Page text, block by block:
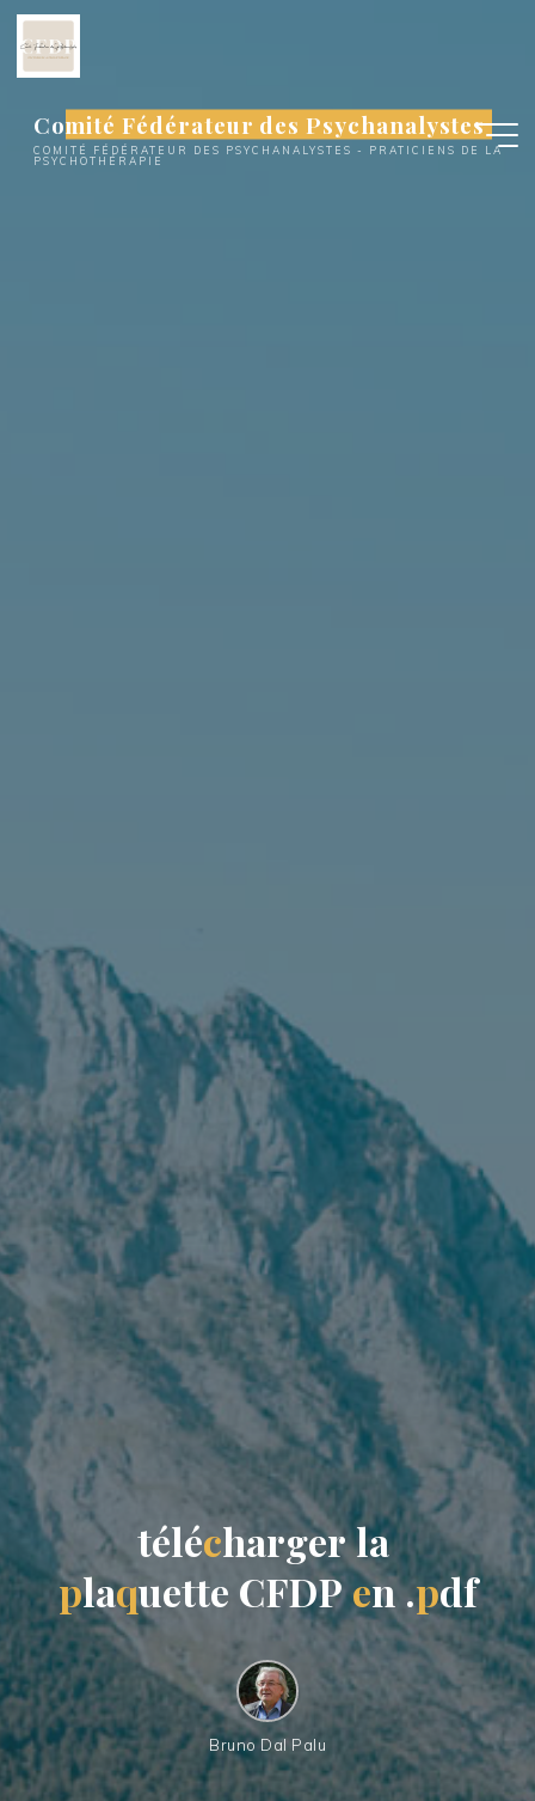
Aller
contenu
Comité Fédérateur des Psychanalystes
COMITÉ FÉDÉRATEUR DES PSYCHANALYSTES - PRATICIENS DE LA
PSYCHOTHÉRAPIE
téléchargerla
plaquette CFDP en.pdf
Bruno Dal Palu